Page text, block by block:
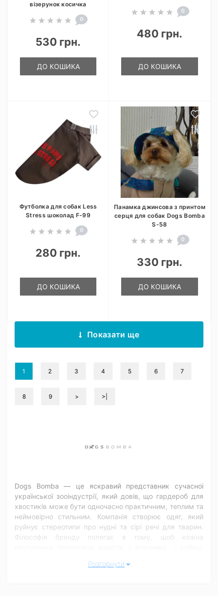
візерунок косичка
0
530 грн.
ДО КОШИКА
0
480 грн.
ДО КОШИКА
Футболка для собак Less
Stress шоколад F-99
0
280 грн.
ДО КОШИКА
Панамка джинсова з принтом
серця для собак Dogs Bomba
S-58
0
330 грн.
ДО КОШИКА
Показати ще
1 2 3 4 5 6 7
8 9 > >|
Dogs Bomba — це яскравий представник сучасної
української зооіндустрії, який довів, що гардероб для
хвостиків може бути одночасно практичним, теплим та
неймовірно стильним. Компанія створює одяг, який
руйнує стереотипи про нудні та сірі речі для тварин.
Філософія бренду полягає в тому, щоб кожна
Розгорнути